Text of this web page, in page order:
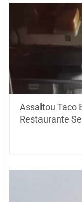
Assaltou Taco
Restaurante